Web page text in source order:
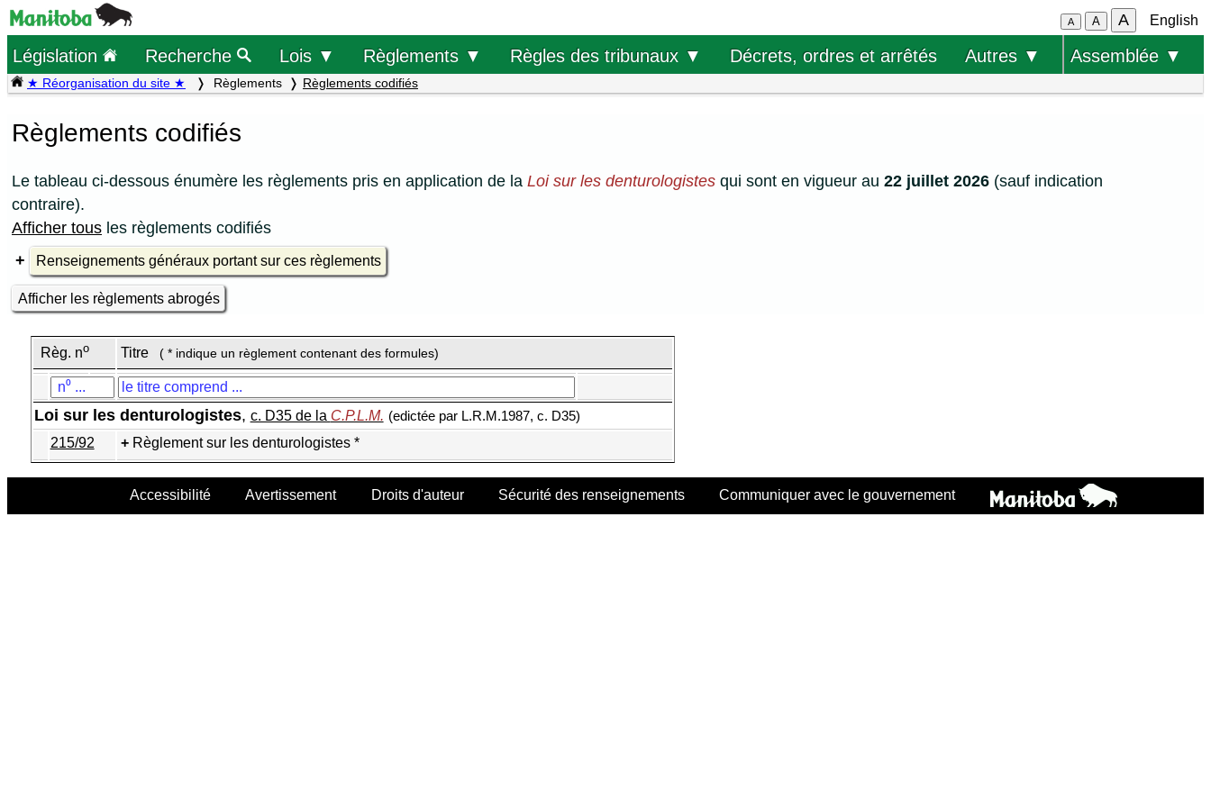
A A A English
Législation Recherche Lois ▼ Règlements ▼ Règles des tribunaux ▼ Décrets, ordres et arrêtés Autres ▼ Assemblée ▼
★ Réorganisation du site ★ Règlements Règlements codifiés
Règlements codifiés
Le tableau ci-dessous énumère les règlements pris en application de la Loi sur les denturologistes qui sont en vigueur au 22 juillet 2026 (sauf indication
contraire).
Afficher tous les règlements codifiés
Renseignements généraux portant sur ces règlements
Afficher les règlements abrogés
Règ. no Titre ( * indique un règlement contenant des formules)
Loi sur les denturologistes, c. D35 de la C.P.L.M. (edictée par L.R.M.1987, c. D35)
215/92
Règlement sur les denturologistes *
Accessibilité Avertissement Droits d'auteur Sécurité des renseignements Communiquer avec le gouvernement